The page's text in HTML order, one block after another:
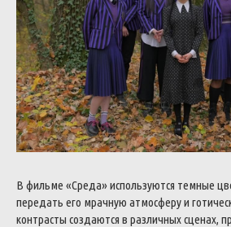
В фильме «Среда» используются темные
передать его мрачную атмосферу и
контрасты создаются в различных сценах,